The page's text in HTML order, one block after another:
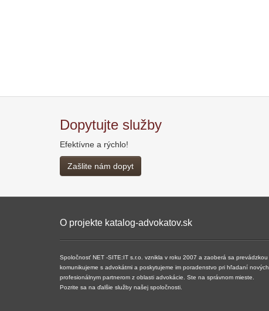
Dopytujte služby
Efektívne a rýchlo!
Zašlite nám dopyt
O projekte katalog-advokatov.sk
Spoločnosť NET -SITE:IT s.r.o. vznikla v roku 2007 a ​​zaoberá sa
komunikujeme s advokátmi a poskytujeme im poradenstvo pri hľadaní
profesionálnym partnerom z oblasti advokácie. Ste na správnom mieste.
Pozrite sa na ďalšie služby našej spoločnosti.